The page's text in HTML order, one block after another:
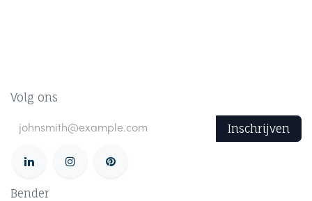
Volg ons
Inschrijven
Bender